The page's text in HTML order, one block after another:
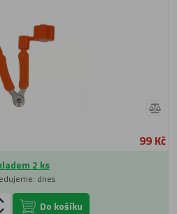
99 Kč
2 ks
dnes
Do košíku